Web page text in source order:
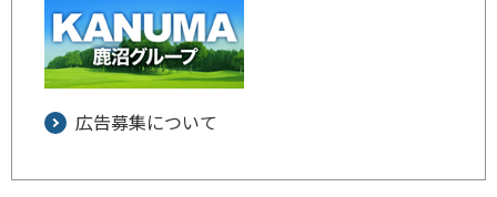
広告募集について